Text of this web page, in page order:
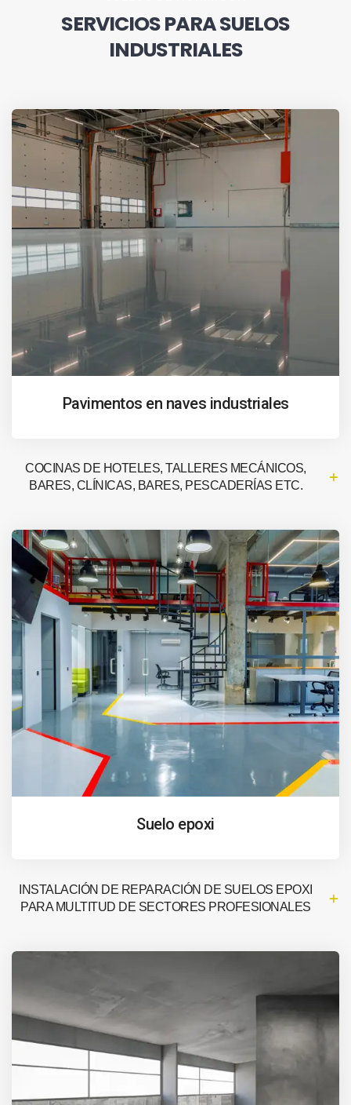
SERVICIOS PARA SUELOS
INDUSTRIALES
Pavimentos en naves industriales
COCINAS DE HOTELES, TALLERES MECÁNICOS,
BARES, CLÍNICAS, BARES, PESCADERÍAS ETC.
Suelo epoxi
INSTALACIÓN DE REPARACIÓN DE SUELOS EPOXI
PARA MULTITUD DE SECTORES PROFESIONALES